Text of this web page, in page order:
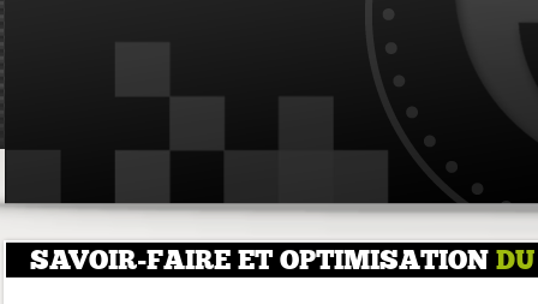
SAVOIR-FAIRE ET OPTIMISATION